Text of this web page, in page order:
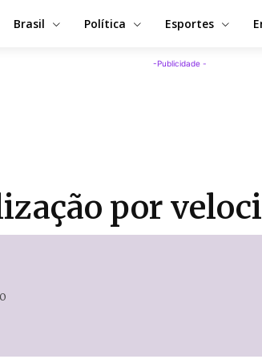
Brasil Política Esportes
-Publicidade -
por
0